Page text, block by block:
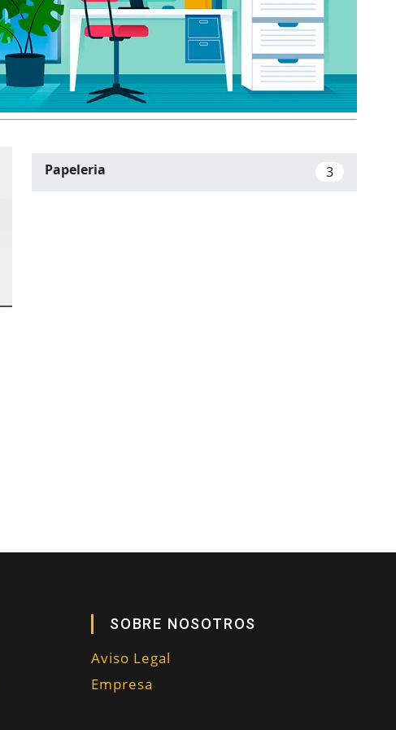
Papeleria 3
SOBRE NOSOTROS
Aviso Legal
Empresa